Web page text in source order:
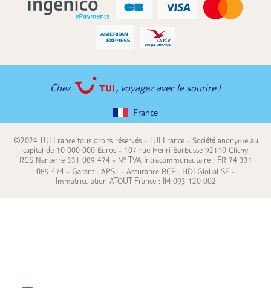
Chez , voyagez avec le sourire !
France
©2024 TUI France tous droits réservés - TUI France - Société anonyme au
capital de 10 000 000 Euros - 107 rue Henri Barbusse 92110 Clichy
RCS Nanterre 331 089 474 - N° TVA Intracommunautaire : FR 74 331
089 474 - Garant : APST - Assurance RCP : HDI Global SE -
Immatriculation ATOUT France : IM 093 120 002